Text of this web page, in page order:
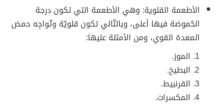
الأطعمة القلوية: وهي الأطعمة التي تكون درجة
الحُموضة فيها أعلى، وبالتّالي تكون قلويّة وتُواجِه حمض
المعدة القوي، ومن الأمثلة عليها:
الموز.
البطيخ.
القرنبيط.
المكسرات.